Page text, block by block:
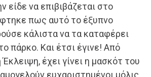
είδε να επιβιβάζεται στο
πως αυτό το έξυπνο
κάλιστα να τα καταφέρει
πάρκο. Και έτσι έγινε! Από
έχει γίνει η μασκότ του
ευχαριστημένοι μόλις